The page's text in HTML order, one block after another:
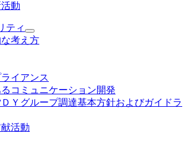
動
ティ
考え方
イアンス
コミュニケーション開発
Ｙグループ調達基本方針およびガイドラ
活動